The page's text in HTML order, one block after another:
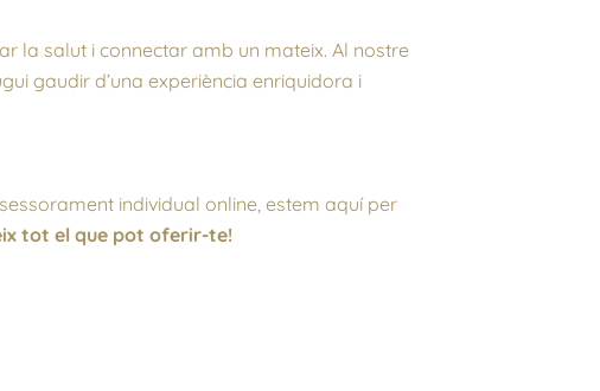
la salut i connectar amb un mateix. Al nostre
gaudir d’una experiència enriquidora i
individual online, estem aquí per
tot el que pot oferir-te!